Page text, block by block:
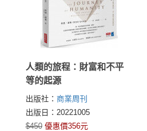
人類的旅程：財富和不平
等的起源
出版社： 商業周刊
出版日：20221005
$450 優惠價356元